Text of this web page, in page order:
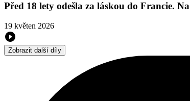
Před 18 lety odešla za láskou do Francie.
19 květen 2026
Zobrazit další díly